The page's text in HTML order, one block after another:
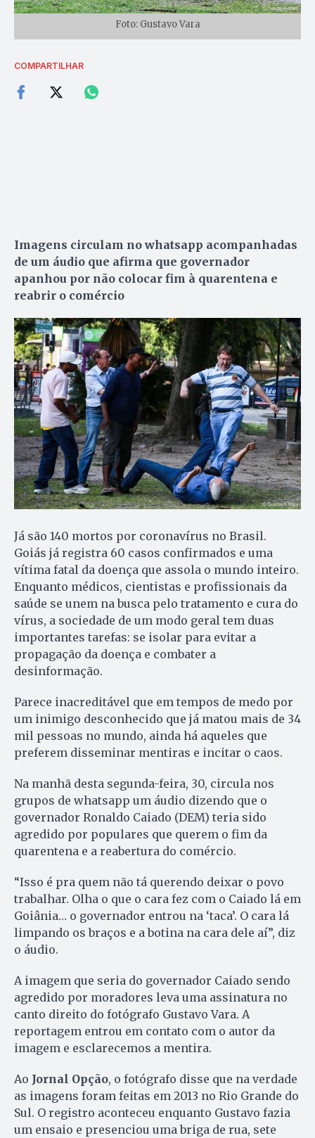
Foto: Gustavo Vara
COMPARTILHAR
Imagens circulam no whatsapp acompanhadas
de um áudio que afirma que governador
apanhou por não colocar fim à quarentena e
reabrir o comércio
Já são 140 mortos por coronavírus no Brasil.
Goiás já registra 60 casos confirmados e uma
vítima fatal da doença que assola o mundo inteiro.
Enquanto médicos, cientistas e profissionais da
saúde se unem na busca pelo tratamento e cura do
vírus, a sociedade de um modo geral tem duas
importantes tarefas: se isolar para evitar a
propagação da doença e combater a
desinformação.
Parece inacreditável que em tempos de medo por
um inimigo desconhecido que já matou mais de 34
mil pessoas no mundo, ainda há aqueles que
preferem disseminar mentiras e incitar o caos.
Na manhã desta segunda-feira, 30, circula nos
grupos de whatsapp um áudio dizendo que o
governador Ronaldo Caiado (DEM) teria sido
agredido por populares que querem o fim da
quarentena e a reabertura do comércio.
“Isso é pra quem não tá querendo deixar o povo
trabalhar. Olha o que o cara fez com o Caiado lá em
Goiânia… o governador entrou na ‘taca’. O cara lá
limpando os braços e a botina na cara dele aí”, diz
o áudio.
A imagem que seria do governador Caiado sendo
agredido por moradores leva uma assinatura no
canto direito do fotógrafo Gustavo Vara. A
reportagem entrou em contato com o autor da
imagem e esclarecemos a mentira.
Ao Jornal Opção, o fotógrafo disse que na verdade
as imagens foram feitas em 2013 no Rio Grande do
Sul. O registro aconteceu enquanto Gustavo fazia
um ensaio e presenciou uma briga de rua, sete